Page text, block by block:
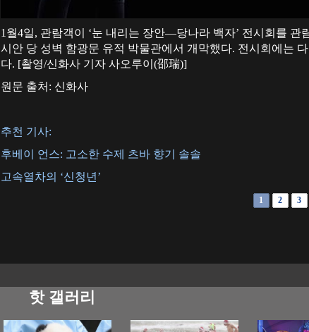
1월4일, 관람객이 ‘눈 내리는 장안—당나라 백자’ 전시회를
시안 당 성벽 함광문 유적 박물관에서 개막했다. 전시회에는
다. [촬영/신화사 기자 사오루이(邵瑞)]
원문 출처: 신화사
추천 기사:
후베이 언스: 고소한 수제 츠바 향기 솔솔
고속열차의 ‘신청년’
1 2 3
핫 갤러리